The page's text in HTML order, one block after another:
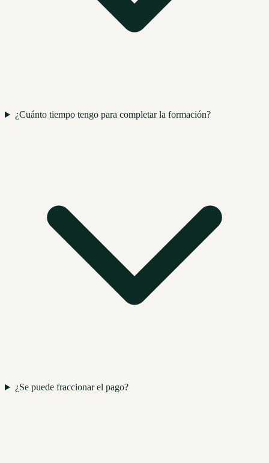
¿Cuánto tiempo tengo para completar la formación?
¿Se puede fraccionar el pago?